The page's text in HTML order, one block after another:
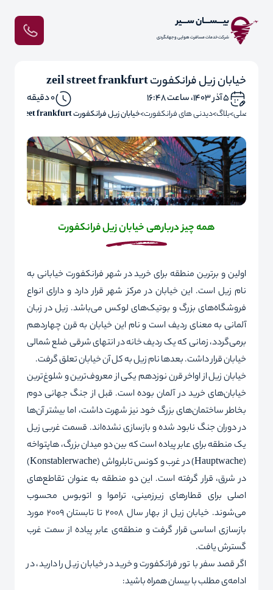
بیـــســـان ســـیر
شرکت خدمات مسافرت هوایی و جهانگردی
خیابان زیل فرانکفورت zeil street frankfurt
۵ آذر ۱۴۰۳، ساعت ۱۶:۴۸ 0 دقیقه
صفحه اصلی بلاگ دیدنی های فرانکفورت خیابان زیل فرانکفورت zeil street frankfurt
همه چیز درباره‎ی خیابان زیل فرانکفورت
اولین و برترین منطقه برای خرید در شهر فرانکفورت خیابانی به
نام زیل است. این خیابان در مرکز شهر قرار دارد و دارای انواع
فروشگاه‌های بزرگ و بوتیک‌های لوکس می‌باشد. زیل در زبان
آلمانی به معنای ردیف است و نام این خیابان به قرن چهاردهم
برمی‌گردد، زمانی که یک ردیف خانه در انتهای شرقی ضلع شمالی
خیابان قرار داشت. بعد‌ها نام زیل به کل آن خیابان تعلق گرفت.
خیابان زیل از اواخر قرن نوزدهم یکی از معروف‌ترین و شلوغ‌ترین
خیابان‌های خرید در آلمان بوده است. قبل از جنگ جهانی دوم
بخاطر ساختمان‌های بزرگ خود نیز شهرت داشت، اما بیشتر آن‌ها
در دوران جنگ نابود شده و بازسازی نشده‌اند. قسمت غربی زیل
یک منطقه برای عابر پیاده است که بین دو میدان بزرگ،هاپتواخه
(
Hauptwache) در غرب و کونس تابلرواش (Konstablerwache
)
در شرق، قرار گرفته است. این دو منطقه به عنوان تقاطع‌های
اصلی برای قطارهای زیرزمینی، تراموا و اتوبوس محسوب
می‌شوند. خیابان زیل از بهار سال 2008 تا تابستان 2009 مورد
بازسازی اساسی قرار گرفت و منطقه‌ی عابر پیاده از سمت غرب
گسترش یافت.
اگر قصد سفر با تور فرانکفورتو خرید در خیابان زیل را دارید، در
ادامه‌ی مطلب با بیسان همراه باشید: